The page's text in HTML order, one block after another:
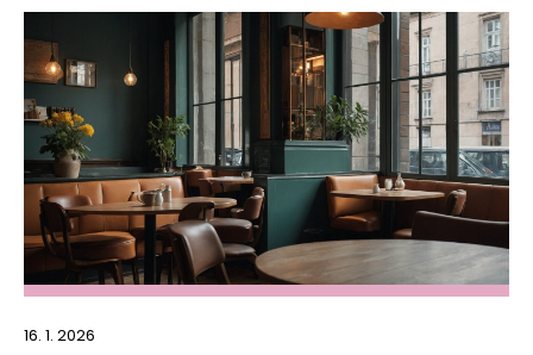
16. 1. 2026